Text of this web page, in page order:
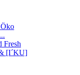
Fresh
[I´KU]